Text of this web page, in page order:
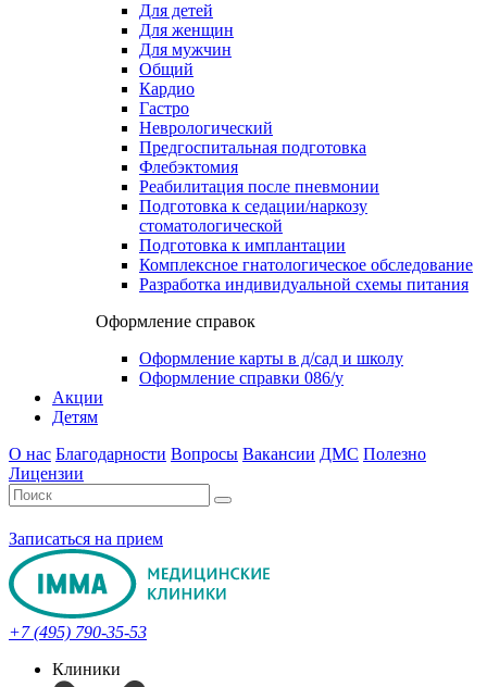
Для детей
Для женщин
Для мужчин
Общий
Кардио
Гастро
Неврологический
Предгоспитальная подготовка
Флебэктомия
Реабилитация после пневмонии
Подготовка к седации/наркозу
стоматологической
Подготовка к имплантации
Комплексное гнатологическое обследование
Разработка индивидуальной схемы питания
Оформление справок
Оформление карты в д/сад и школу
Оформление справки 086/у
Акции
Детям
О нас Благодарности Вопросы Вакансии ДМС Полезно
Лицензии
Записаться на прием
+7 (495) 790-35-53
Клиники